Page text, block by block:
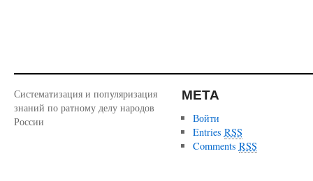
Систематизация и популяризация
знаний по ратному делу народов
России
МЕТА
Войти
Entries RSS
Comments RSS